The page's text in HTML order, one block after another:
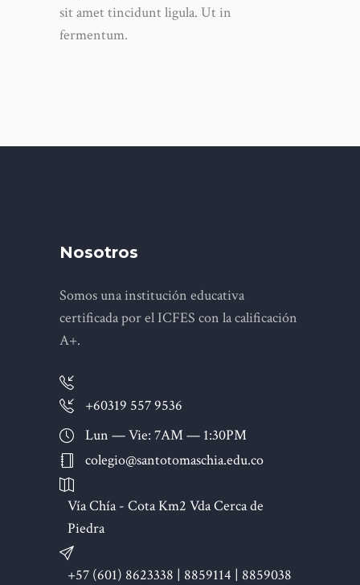
sit amet tincidunt ligula. Ut in
fermentum.
Nosotros
Somos una institución educativa
certificada por el ICFES con la calificación
A+.
+60319 557 9536
Lun — Vie: 7AM — 1:30PM
colegio@santotomaschia.edu.co
Vía Chía - Cota Km2 Vda Cerca de
Piedra
+57 (601) 8623338 | 8859114 | 8859038